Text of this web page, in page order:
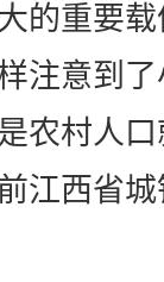
的重要载
注意到
农村人
江西省